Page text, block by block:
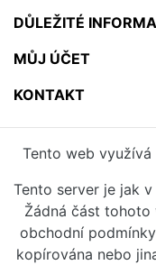
DŮLEŽITÉ
MŮJ ÚČET
KONTAKT
Tento web
Tento server je jak
Žádná část tohoto
obchodní
kopírována nebo